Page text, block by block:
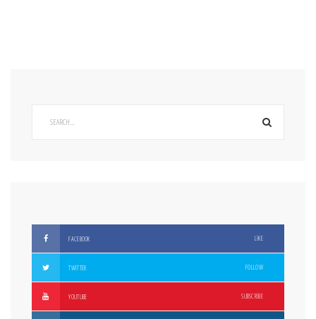
FACEBOOK LIKE
TWITTER FOLLOW
YOUTUBE SUBSCRIBE